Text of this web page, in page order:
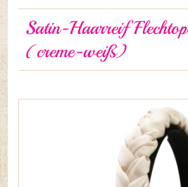
Satin-Haarreif
(creme-weiß)